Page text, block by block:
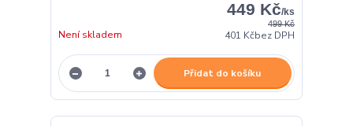
499 Kč
449 Kč/ks
401 Kčbez DPH
Není skladem
Přidat do košíku